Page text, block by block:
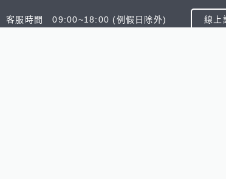
客服時間 09:00~18:00 (例假日除外) 線上